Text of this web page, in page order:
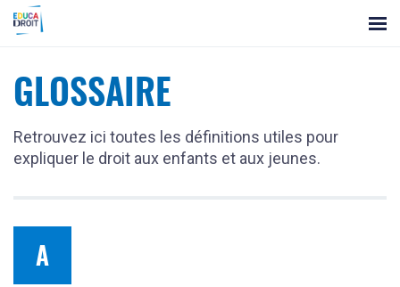
Panneau
les
GLOSSAIRE
Retrouvez ici toutes les définitions utiles pour
expliquer le droit aux enfants et aux jeunes.
A